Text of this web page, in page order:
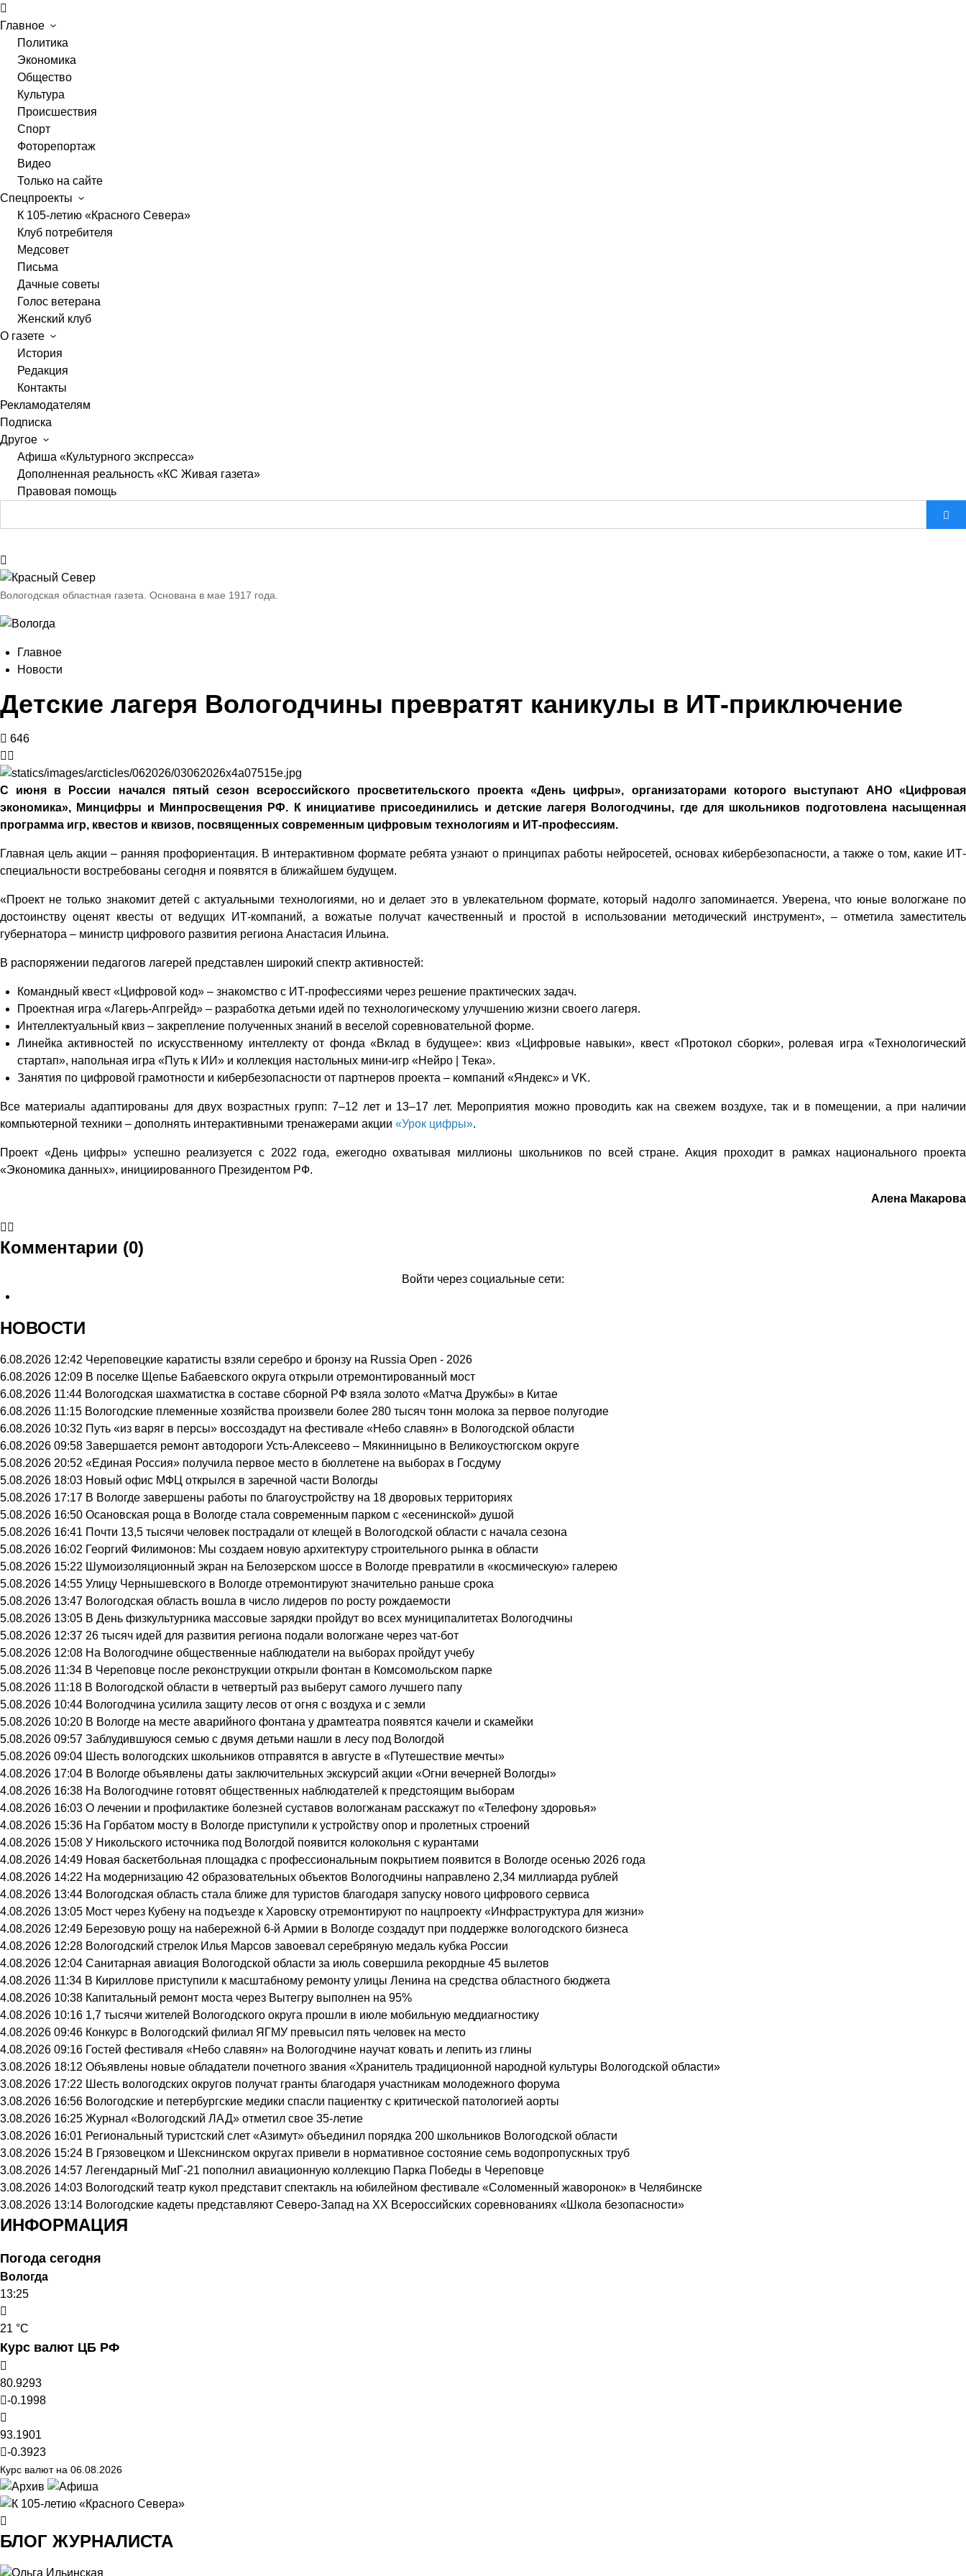
Главное
Политика
Экономика
Общество
Культура
Происшествия
Спорт
Фоторепортаж
Видео
Только на сайте
Спецпроекты
К 105-летию «Красного Севера»
Клуб потребителя
Медсовет
Письма
Дачные советы
Голос ветерана
Женский клуб
О газете
История
Редакция
Контакты
Рекламодателям
Подписка
Другое
Афиша «Культурного экспресса»
Дополненная реальность «КС Живая газета»
Правовая помощь
Вологодская областная газета. Основана в мае 1917 года.
Главное
Новости
Детские лагеря Вологодчины превратят каникулы в ИТ-приключение
646
С июня в России начался пятый сезон всероссийского просветительского проекта «День цифры», организаторами которого выступают АНО «Цифровая
экономика», Минцифры и Минпросвещения РФ. К инициативе присоединились и детские лагеря Вологодчины, где для школьников подготовлена насыщенная
программа игр, квестов и квизов, посвященных современным цифровым технологиям и ИТ-профессиям.
Главная цель акции – ранняя профориентация. В интерактивном формате ребята узнают о принципах работы нейросетей, основах кибербезопасности, а также о том, какие ИТ-
специальности востребованы сегодня и появятся в ближайшем будущем.
«Проект не только знакомит детей с актуальными технологиями, но и делает это в увлекательном формате, который надолго запоминается. Уверена, что юные вологжане по
достоинству оценят квесты от ведущих ИТ-компаний, а вожатые получат качественный и простой в использовании методический инструмент», – отметила заместитель
губернатора – министр цифрового развития региона Анастасия Ильина.
В распоряжении педагогов лагерей представлен широкий спектр активностей:
Командный квест «Цифровой код» – знакомство с ИТ-профессиями через решение практических задач.
Проектная игра «Лагерь-Апгрейд» – разработка детьми идей по технологическому улучшению жизни своего лагеря.
Интеллектуальный квиз – закрепление полученных знаний в веселой соревновательной форме.
Линейка активностей по искусственному интеллекту от фонда «Вклад в будущее»: квиз «Цифровые навыки», квест «Протокол сборки», ролевая игра «Технологический
стартап», напольная игра «Путь к ИИ» и коллекция настольных мини-игр «Нейро | Тека».
Занятия по цифровой грамотности и кибербезопасности от партнеров проекта – компаний «Яндекс» и VK.
Все материалы адаптированы для двух возрастных групп: 7–12 лет и 13–17 лет. Мероприятия можно проводить как на свежем воздухе, так и в помещении, а при наличии
компьютерной техники – дополнять интерактивными тренажерами акции «Урок цифры».
Проект «День цифры» успешно реализуется с 2022 года, ежегодно охватывая миллионы школьников по всей стране. Акция проходит в рамках национального проекта
«Экономика данных», инициированного Президентом РФ.
Алена Макарова
Комментарии (0)
Войти через социальные сети:
НОВОСТИ
6.08.2026 12:42 Череповецкие каратисты взяли серебро и бронзу на Russia Open - 2026
6.08.2026 12:09 В поселке Щепье Бабаевского округа открыли отремонтированный мост
6.08.2026 11:44 Вологодская шахматистка в составе сборной РФ взяла золото «Матча Дружбы» в Китае
6.08.2026 11:15 Вологодские племенные хозяйства произвели более 280 тысяч тонн молока за первое полугодие
6.08.2026 10:32 Путь «из варяг в персы» воссоздадут на фестивале «Небо славян» в Вологодской области
6.08.2026 09:58 Завершается ремонт автодороги Усть-Алексеево – Мякинницыно в Великоустюгском округе
5.08.2026 20:52 «Единая Россия» получила первое место в бюллетене на выборах в Госдуму
5.08.2026 18:03 Новый офис МФЦ открылся в заречной части Вологды
5.08.2026 17:17 В Вологде завершены работы по благоустройству на 18 дворовых территориях
5.08.2026 16:50 Осановская роща в Вологде стала современным парком с «есенинской» душой
5.08.2026 16:41 Почти 13,5 тысячи человек пострадали от клещей в Вологодской области с начала сезона
5.08.2026 16:02 Георгий Филимонов: Мы создаем новую архитектуру строительного рынка в области
5.08.2026 15:22 Шумоизоляционный экран на Белозерском шоссе в Вологде превратили в «космическую» галерею
5.08.2026 14:55 Улицу Чернышевского в Вологде отремонтируют значительно раньше срока
5.08.2026 13:47 Вологодская область вошла в число лидеров по росту рождаемости
5.08.2026 13:05 В День физкультурника массовые зарядки пройдут во всех муниципалитетах Вологодчины
5.08.2026 12:37 26 тысяч идей для развития региона подали вологжане через чат-бот
5.08.2026 12:08 На Вологодчине общественные наблюдатели на выборах пройдут учебу
5.08.2026 11:34 В Череповце после реконструкции открыли фонтан в Комсомольском парке
5.08.2026 11:18 В Вологодской области в четвертый раз выберут самого лучшего папу
5.08.2026 10:44 Вологодчина усилила защиту лесов от огня с воздуха и с земли
5.08.2026 10:20 В Вологде на месте аварийного фонтана у драмтеатра появятся качели и скамейки
5.08.2026 09:57 Заблудившуюся семью с двумя детьми нашли в лесу под Вологдой
5.08.2026 09:04 Шесть вологодских школьников отправятся в августе в «Путешествие мечты»
4.08.2026 17:04 В Вологде объявлены даты заключительных экскурсий акции «Огни вечерней Вологды»
4.08.2026 16:38 На Вологодчине готовят общественных наблюдателей к предстоящим выборам
4.08.2026 16:03 О лечении и профилактике болезней суставов вологжанам расскажут по «Телефону здоровья»
4.08.2026 15:36 На Горбатом мосту в Вологде приступили к устройству опор и пролетных строений
4.08.2026 15:08 У Никольского источника под Вологдой появится колокольня с курантами
4.08.2026 14:49 Новая баскетбольная площадка с профессиональным покрытием появится в Вологде осенью 2026 года
4.08.2026 14:22 На модернизацию 42 образовательных объектов Вологодчины направлено 2,34 миллиарда рублей
4.08.2026 13:44 Вологодская область стала ближе для туристов благодаря запуску нового цифрового сервиса
4.08.2026 13:05 Мост через Кубену на подъезде к Харовску отремонтируют по нацпроекту «Инфраструктура для жизни»
4.08.2026 12:49 Березовую рощу на набережной 6-й Армии в Вологде создадут при поддержке вологодского бизнеса
4.08.2026 12:28 Вологодский стрелок Илья Марсов завоевал серебряную медаль кубка России
4.08.2026 12:04 Санитарная авиация Вологодской области за июль совершила рекордные 45 вылетов
4.08.2026 11:34 В Кириллове приступили к масштабному ремонту улицы Ленина на средства областного бюджета
4.08.2026 10:38 Капитальный ремонт моста через Вытегру выполнен на 95%
4.08.2026 10:16 1,7 тысячи жителей Вологодского округа прошли в июле мобильную меддиагностику
4.08.2026 09:46 Конкурс в Вологодский филиал ЯГМУ превысил пять человек на место
4.08.2026 09:16 Гостей фестиваля «Небо славян» на Вологодчине научат ковать и лепить из глины
3.08.2026 18:12 Объявлены новые обладатели почетного звания «Хранитель традиционной народной культуры Вологодской области»
3.08.2026 17:22 Шесть вологодских округов получат гранты благодаря участникам молодежного форума
3.08.2026 16:56 Вологодские и петербургские медики спасли пациентку с критической патологией аорты
3.08.2026 16:25 Журнал «Вологодский ЛАД» отметил свое 35-летие
3.08.2026 16:01 Региональный туристский слет «Азимут» объединил порядка 200 школьников Вологодской области
3.08.2026 15:24 В Грязовецком и Шекснинском округах привели в нормативное состояние семь водопропускных труб
3.08.2026 14:57 Легендарный МиГ-21 пополнил авиационную коллекцию Парка Победы в Череповце
3.08.2026 14:03 Вологодский театр кукол представит спектакль на юбилейном фестивале «Соломенный жаворонок» в Челябинске
3.08.2026 13:14 Вологодские кадеты представляют Северо-Запад на XX Всероссийских соревнованиях «Школа безопасности»
ИНФОРМАЦИЯ
Погода сегодня
Вологда
13:25
21 °C
Курс валют ЦБ РФ
80.9293
-0.1998
93.1901
-0.3923
Курс валют на 06.08.2026
БЛОГ ЖУРНАЛИСТА